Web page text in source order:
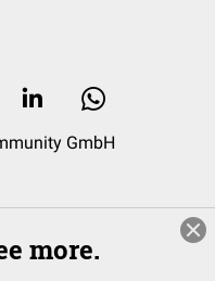
GmbH
more.